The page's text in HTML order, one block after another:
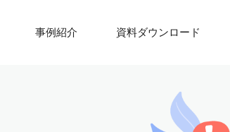
事例紹介 資料ダウンロード